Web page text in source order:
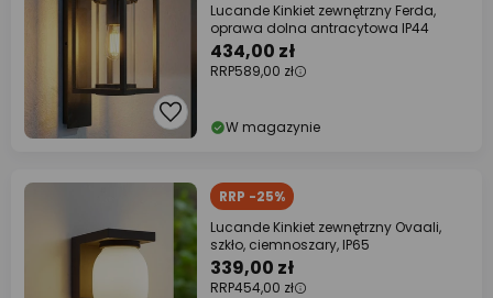
Lucande Kinkiet zewnętrzny Ferda,
oprawa dolna antracytowa IP44
434,00 zł
RRP589,00 zł
W magazynie
RRP -25%
Lucande Kinkiet zewnętrzny Ovaali,
szkło, ciemnoszary, IP65
339,00 zł
RRP454,00 zł